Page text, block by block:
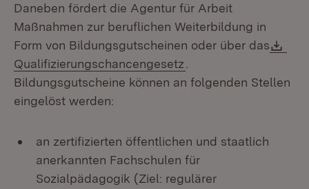
Daneben fördert die Agentur für Arbeit
Maßnahmen zur beruflichen Weiterbildung in
Form von Bildungsgutscheinen oder über das
Qualifizierungschancengesetz
Bildungsgutscheine können an folgenden Stellen
eingelöst werden:
an zertifizierten öffentlichen und staatlich
anerkannten Fachschulen für
Sozialpädagogik (Ziel: regulärer